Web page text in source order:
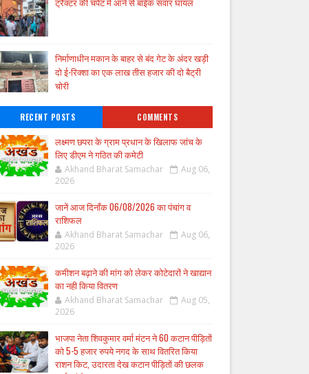
निर्माणाधीन मकान के बाहर से बंद गेट के अंदर खड़ी
दो ई-रिक्शा का एक लाख तीस हजार की दो बैट्री
चोरी
RECENT POSTS COMMENTS
लक्ष्मण छपरा के ग्राम प्रधान के खिलाफ जांच के
लिए डीएम ने गठित की कमेटी
Akhand Bharat Samachar
Aug 06,
2026
जानें आज दिनाँक 06/08/2026 का पंचांग व
राशिफल
Akhand Bharat Samachar
Aug 06,
2026
कमीशन बढ़ाने की मांग को लेकर कोटेदारों ने खाद्यान
का नही किया वितरण
Akhand Bharat Samachar
Aug 05,
2026
भाजपा नेता शिवकुमार वर्मा मंटन ने 60 कटान पीड़ितों
को 5-5 हजार रुपये नगद के साथ वितरित किया
राशन किट, उदारता देख कटान पीड़ितों की छलक